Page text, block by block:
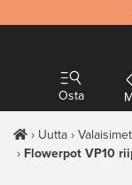
Osta
Uutta Valaisimet
Flowerpot VP10